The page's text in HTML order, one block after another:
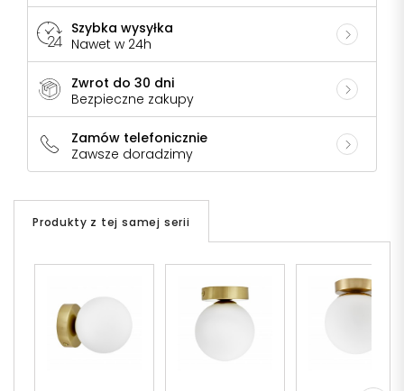
Szybka wysyłka
Nawet w 24h
Zwrot do 30 dni
Bezpieczne zakupy
Zamów telefonicznie
Zawsze doradzimy
Produkty z tej samej serii